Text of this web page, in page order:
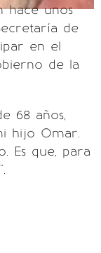
hace unos
de
en el
de la
68 años,
hijo Omar.
Es que, para